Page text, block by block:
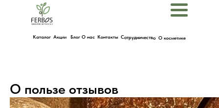
Каталог Акции Блог О нас Контакты Сотрудничество О косметике
О пользе отзывов